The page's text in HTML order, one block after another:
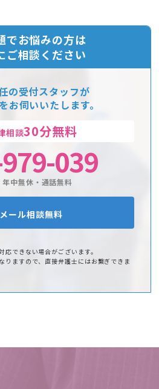
でお悩みの方は
ご相談ください
の受付スタッフが
お伺いいたします。
相談30分無料
039
中無休・通話無料
メール相談無料
できない場合がございます。
ますので、直接弁護士にはお繋ぎできま